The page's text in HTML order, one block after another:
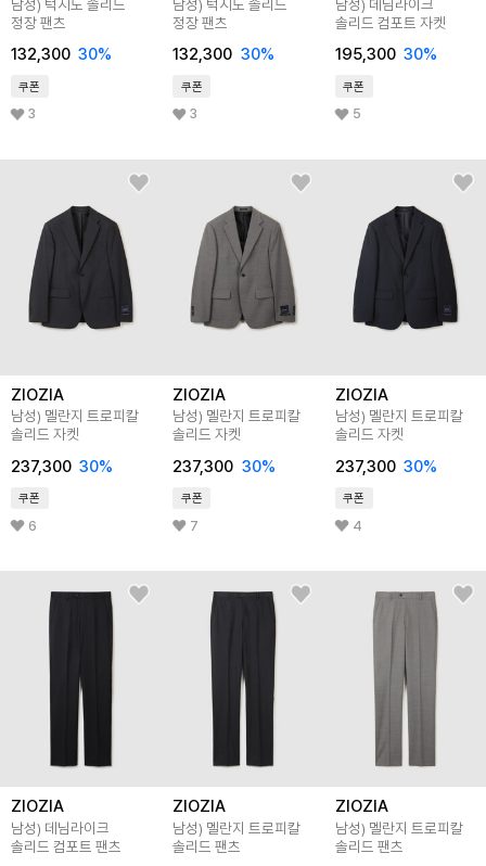
남성) 턱시도 솔리드
정장 팬츠
132,300 30%
쿠폰
3
남성) 턱시도 솔리드
정장 팬츠
132,300 30%
쿠폰
3
남성) 데님라이크
솔리드 컴포트 자켓
195,300 30%
쿠폰
5
ZIOZIA
남성) 멜란지 트로피칼
솔리드 자켓
237,300 30%
쿠폰
6
ZIOZIA
남성) 멜란지 트로피칼
솔리드 자켓
237,300 30%
쿠폰
7
ZIOZIA
남성) 멜란지 트로피칼
솔리드 자켓
237,300 30%
쿠폰
4
ZIOZIA
남성) 데님라이크
솔리드 컴포트 팬츠
ZIOZIA
남성) 멜란지 트로피칼
솔리드 팬츠
ZIOZIA
남성) 멜란지 트로피칼
솔리드 팬츠